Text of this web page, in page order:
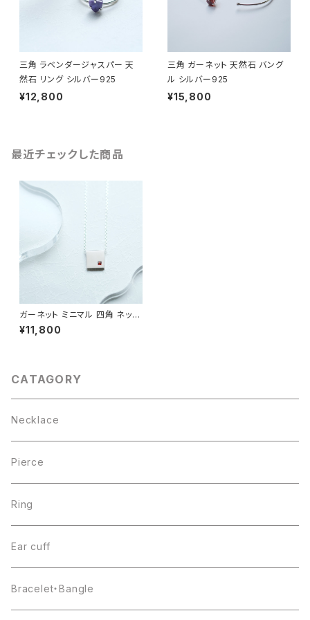
三角 ラベンダージャスパー 天
然石 リング シルバー925
¥12,800
三角 ガーネット 天然石 バング
ル シルバー925
¥15,800
最近チェックした商品
ガーネット ミニマル 四角 ネック
レス シルバー925
¥11,800
CATAGORY
Necklace
Pierce
Ring
Ear cuff
Bracelet・Bangle